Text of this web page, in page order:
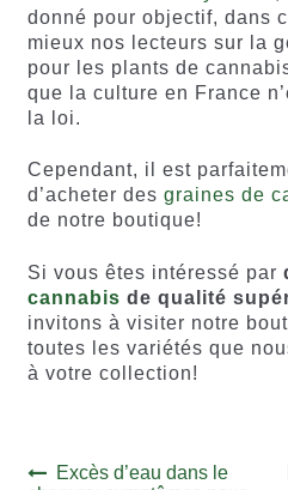
donné pour objectif, dans
mieux nos lecteurs sur la
pour les plants de
que la culture en France
la loi.
Cependant, il est
d’acheter des graines de
de notre boutique!
Si vous êtes intéressé par
cannabis de qualité
invitons à visiter notre
toutes les variétés que
à votre collection!
Navigation
Article
Excès d’eau dans le